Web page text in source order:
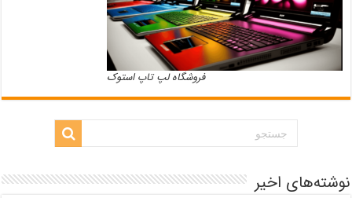
فروشگاه لپ تاپ استوک
نوشته‌های اخیر